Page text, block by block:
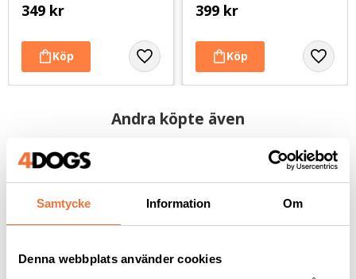
Samtycke Information Om
Denna webbplats använder cookies
349 kr 399 kr
Andra köpte även